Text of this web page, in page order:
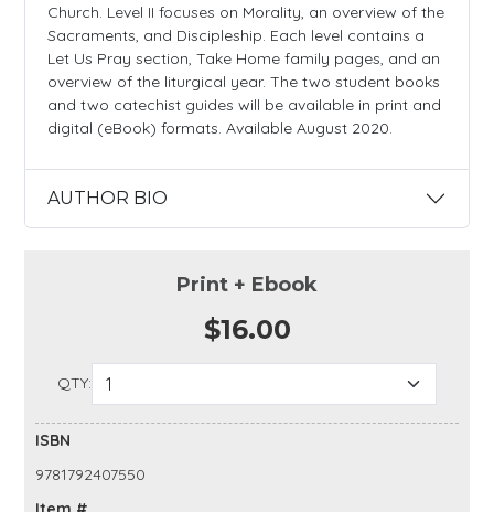
Church. Level II focuses on Morality, an overview of the
Sacraments, and Discipleship. Each level contains a
Let Us Pray section, Take Home family pages, and an
overview of the liturgical year. The two student books
and two catechist guides will be available in print and
digital (eBook) formats. Available August 2020.
AUTHOR BIO
Print + Ebook
$16.00
QTY:
ISBN
9781792407550